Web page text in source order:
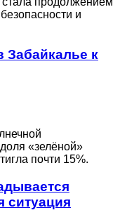
и
Забайкалье к
«зелёной»
почти 15%.
ситуация